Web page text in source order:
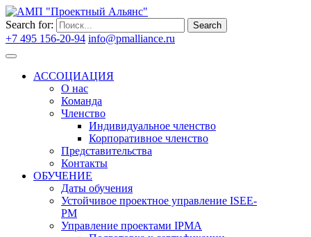
Search for: Search
+7 495 156-20-94 info@pmalliance.ru
АССОЦИАЦИЯ
О нас
Команда
Членство
Индивидуальное членство
Корпоративное членство
Представительства
Контакты
ОБУЧЕНИЕ
Даты обучения
Устойчивое проектное управление ISEE-
PM
Управление проектами IPMA